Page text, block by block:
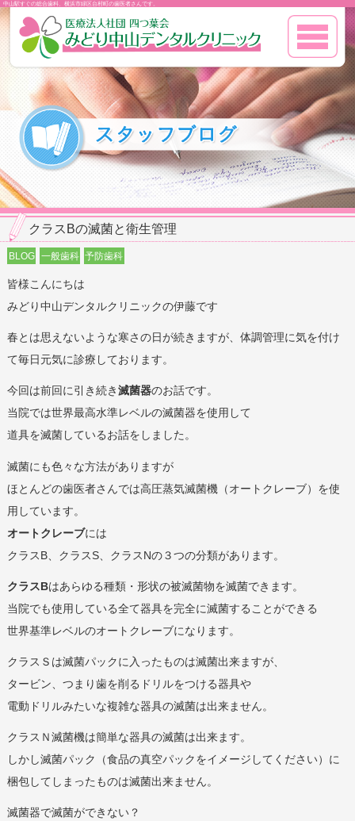
中山駅すぐの総合歯科、横浜市緑区台村町の歯医者さんです。
クラスBの滅菌と衛生管理
BLOG 一般歯科 予防歯科
皆様こんにちは
みどり中山デンタルクリニックの伊藤です
春とは思えないような寒さの日が続きますが、体調管理に気を付け
て毎日元気に診療しております。
今回は前回に引き続き滅菌器のお話です。
当院では世界最高水準レベルの滅菌器を使用して
道具を滅菌しているお話をしました。
滅菌にも色々な方法がありますが
ほとんどの歯医者さんでは高圧蒸気滅菌機（オートクレーブ）を使
用しています。
オートクレーブには
クラスB、クラスS、クラスNの３つの分類があります。
クラスBはあらゆる種類・形状の被滅菌物を滅菌できます。
当院でも使用している全て器具を完全に滅菌することができる
世界基準レベルのオートクレーブになります。
クラスＳは滅菌パックに入ったものは滅菌出来ますが、
タービン、つまり歯を削るドリルをつける器具や
電動ドリルみたいな複雑な器具の滅菌は出来ません。
クラスＮ滅菌機は簡単な器具の滅菌は出来ます。
しかし滅菌パック（食品の真空パックをイメージしてください）に
梱包してしまったものは滅菌出来ません。
滅菌器で滅菌ができない？